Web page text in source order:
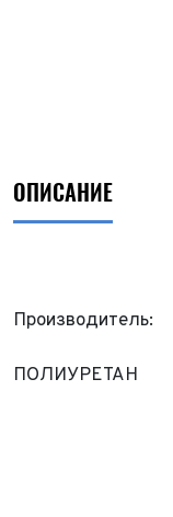
ОПИСАНИЕ
Производитель:
ПОЛИУРЕТАН